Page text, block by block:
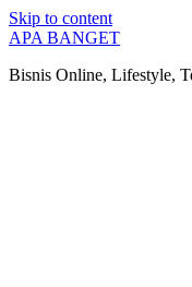
Skip to content
APA BANGET
Bisnis Online, Lifestyle,